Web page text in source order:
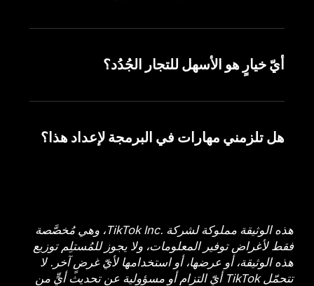
أيّ خيارٍ هو الأسهل للتجار الجُدُد؟
هل تلزمني مهارات في البرمجة لإعداد هذا؟
هذه الوثيقة مملوكة لشركة TikTok Inc.‎، وهي مُخصَّصة
فقط لأغراض توفير المعلومات، ولا يجوز للمُستلِم توزيع
هذه الوثيقة، أو عرضها، أو استخدامها لأيّ غرضٍ آخر. لا
تتحمّل TikTok أيّ التزام أو مسؤولية عن تحديث أيٍّ من